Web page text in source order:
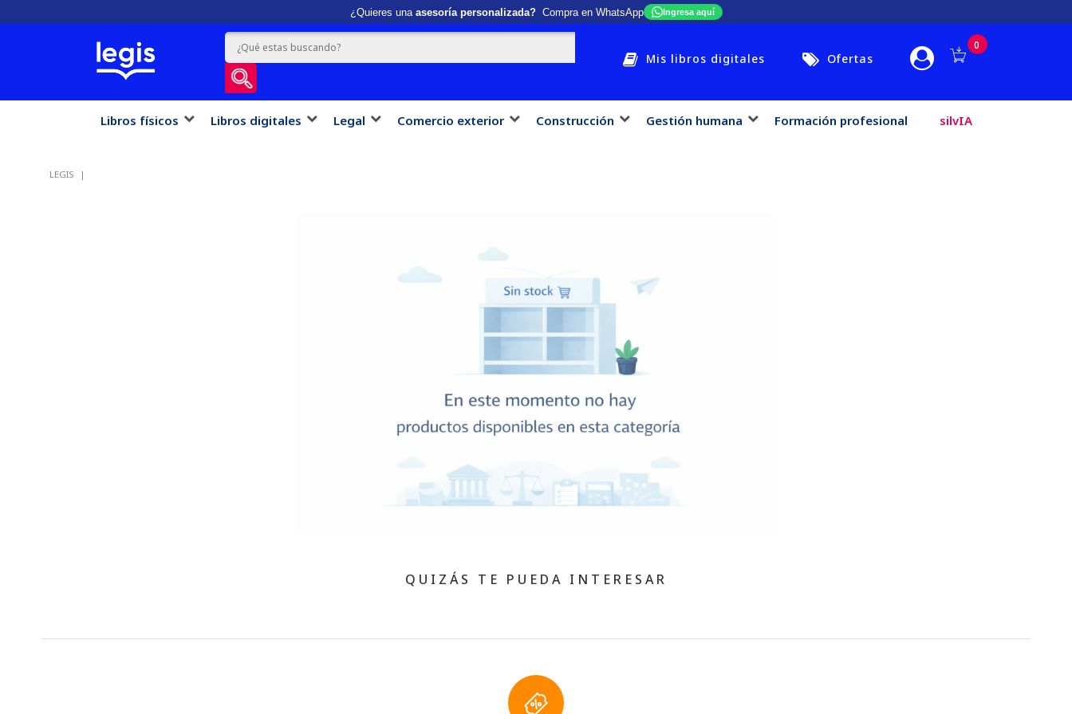
¿Quieres una asesoría personalizada?Compra en WhatsApp Ingresa aquí
Mis libros digitales Ofertas
0
Libros físicos Libros digitales Legal Comercio exterior Construcción Gestión humana Formación profesional silvIA
LEGIS
QUIZÁS TE PUEDA INTERESAR